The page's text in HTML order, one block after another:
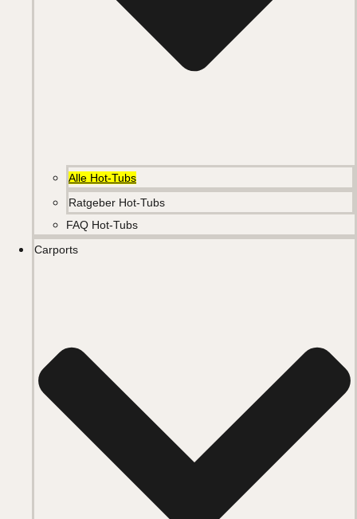
Alle Hot-Tubs
Ratgeber Hot-Tubs
FAQ Hot-Tubs
Carports